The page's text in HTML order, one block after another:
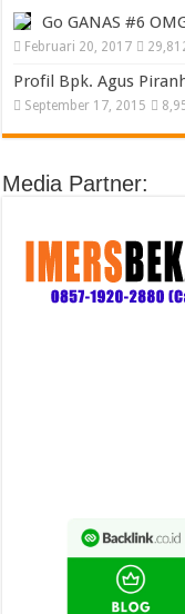
Go GANAS #6
Februari 20, 2017
Profil Bpk. Agus
September 17, 2015
Media Partner: